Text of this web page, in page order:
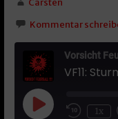
Kommentar
Vorsicht
Play Episode1x